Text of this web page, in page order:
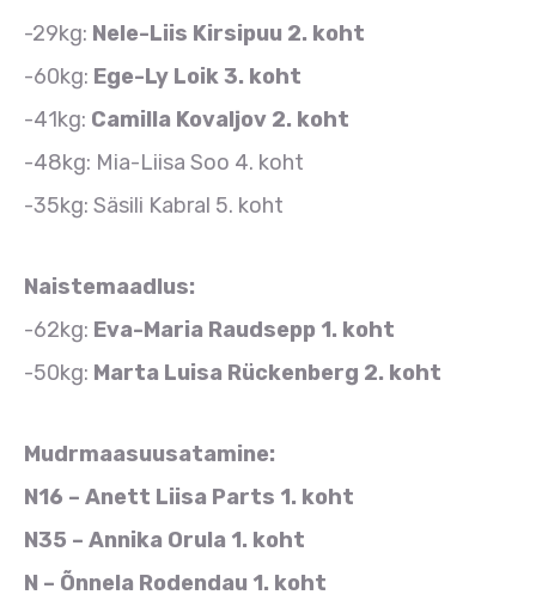
-29kg: Nele-Liis Kirsipuu 2. koht
-60kg: Ege-Ly Loik 3. koht
-41kg: Camilla Kovaljov 2. koht
-48kg: Mia-Liisa Soo 4. koht
-35kg: Säsili Kabral 5. koht
Naistemaadlus:
-62kg: Eva-Maria Raudsepp 1. koht
-50kg: Marta Luisa Rückenberg 2. koht
Mudrmaasuusatamine:
N16 – Anett Liisa Parts 1. koht
N35 – Annika Orula 1. koht
N – Õnnela Rodendau 1. koht